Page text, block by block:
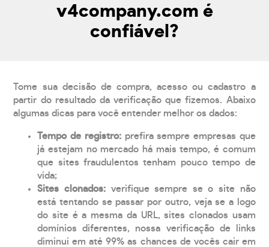
v4company.com é
confiável?
Tome sua decisão de compra, acesso ou cadastro a
partir do resultado da verificação que fizemos. Abaixo
algumas dicas para você entender melhor os dados:
Tempo de registro: prefira sempre empresas que
já estejam no mercado há mais tempo, é comum
que sites fraudulentos tenham pouco tempo de
vida;
Sites clonados: verifique sempre se o site não
está tentando se passar por outro, veja se a logo
do site é a mesma da URL, sites clonados usam
domínios diferentes, nossa verificação de links
diminui em até 99% as chances de vocês cair em